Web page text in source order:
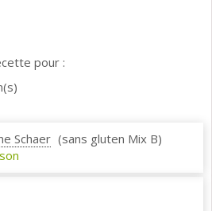
pour :
Schaer (sans gluten Mix B)